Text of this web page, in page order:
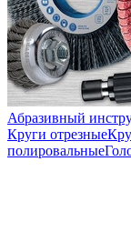
Абразивный
Круги отрезные
полировальные